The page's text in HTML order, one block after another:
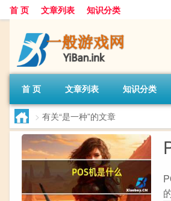
首 页 文章列表 知识分类
首 页 文章列表 知识分类
> 有关“是一种”的文章